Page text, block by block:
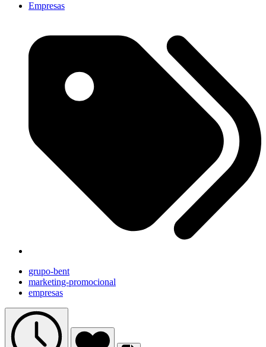
Empresas
grupo-bent
marketing-promocional
empresas